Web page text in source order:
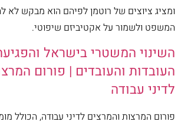
ומציג ציוצים של רוטמן לפיהם הוא מבקש לא
המשפט ולשמור על אקטיביזם שיפוטי.
השינוי המשטרי בישראל
העובדות והעובדים | פורום
לדיני עבודה
פורום המרצות והמרצים לדיני עבודה, הכולל